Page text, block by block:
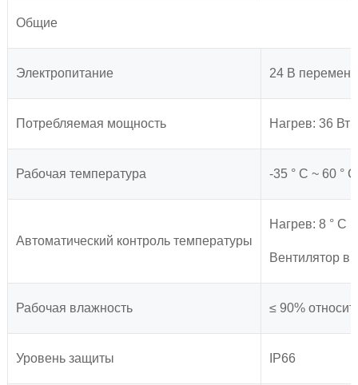
Общие
Электропитание 24 В
Потребляемая мощность Нагрев: 36 Вт
Рабочая температура -35 ° C ~ 60 °
Автоматический контроль температуры
Нагрев: 8 ° C
Вентилятор
Рабочая влажность ≤ 90%
Уровень защиты IP66